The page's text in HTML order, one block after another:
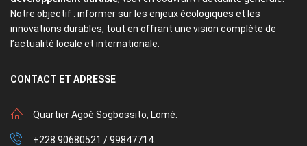
Notre objectif : informer sur les enjeux écologiques et les
innovations durables, tout en offrant une vision complète de
l’actualité locale et internationale.
CONTACT ET ADRESSE
Quartier Agoè Sogbossito, Lomé.
+228 90680521 / 99847714.